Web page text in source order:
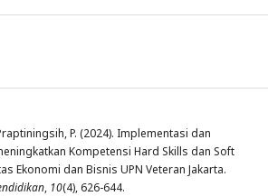
P. (2024). Implementasi dan
Kompetensi Hard Skills dan Soft
Ekonomi dan Bisnis UPN Veteran Jakarta.
, 10(4), 626-644.